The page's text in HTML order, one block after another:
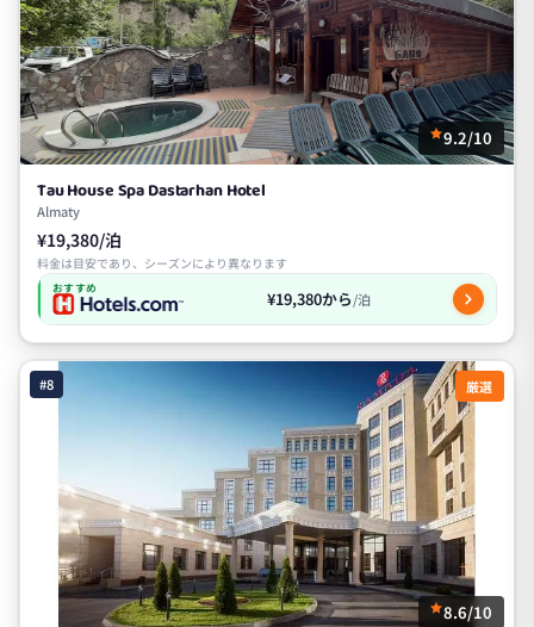
9.2/10
Tau House Spa Dastarhan Hotel
Almaty
¥19,380/泊
料金は目安であり、シーズンにより異なります
おすすめ ¥19,380から/泊
#8 厳選
8.6/10